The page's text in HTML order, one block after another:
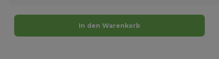
In den Warenkorb